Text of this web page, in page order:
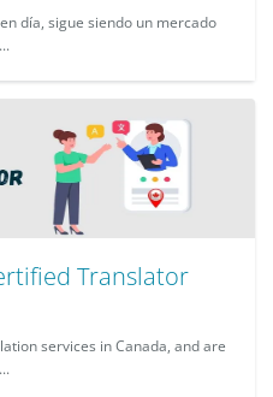
día, sigue siendo un mercado
Translator
services in Canada, and are